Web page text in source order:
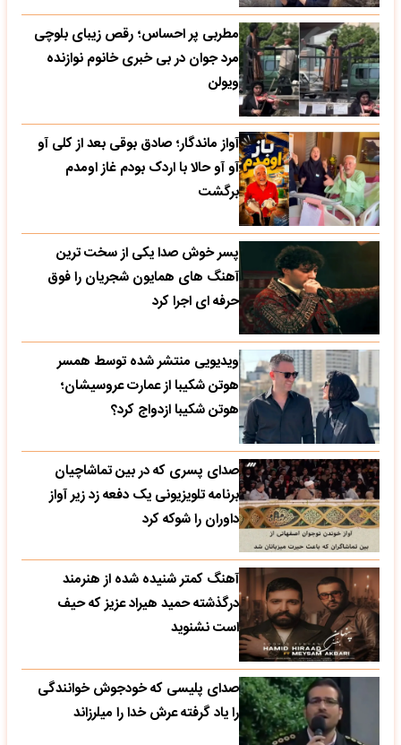
مطربی پر احساس؛ رقص زیبای بلوچی
مرد جوان در بی خبری خانوم نوازنده
ویولن
آواز ماندگار؛ صادق بوقی بعد از کلی آو
آو آو حالا با اردک بودم غاز اومدم
برگشت
پسر خوش صدا یکی از سخت ترین
آهنگ های همایون شجریان را فوق
حرفه ای اجرا کرد
ویدیویی منتشر شده توسط همسر
هوتن شکیبا از عمارت عروسیشان؛
هوتن شکیبا ازدواج کرد؟
صدای پسری که در بین تماشاچیان
برنامه تلویزیونی یک دفعه زد زیر آواز
داوران را شوکه کرد
آهنگ کمتر شنیده شده از هنرمند
درگذشته حمید هیراد عزیز که حیف
است نشنوید
صدای پلیسی که خودجوش خوانندگی
را یاد گرفته عرش خدا را میلرزاند